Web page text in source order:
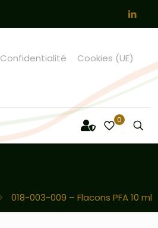
Confidentialité Cookies (UE)
0
018-003-009 – Flacons PFA 10 ml